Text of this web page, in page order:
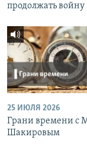
продолжать войну
25 ИЮЛЯ 2026
Грани времени с
Шакировым